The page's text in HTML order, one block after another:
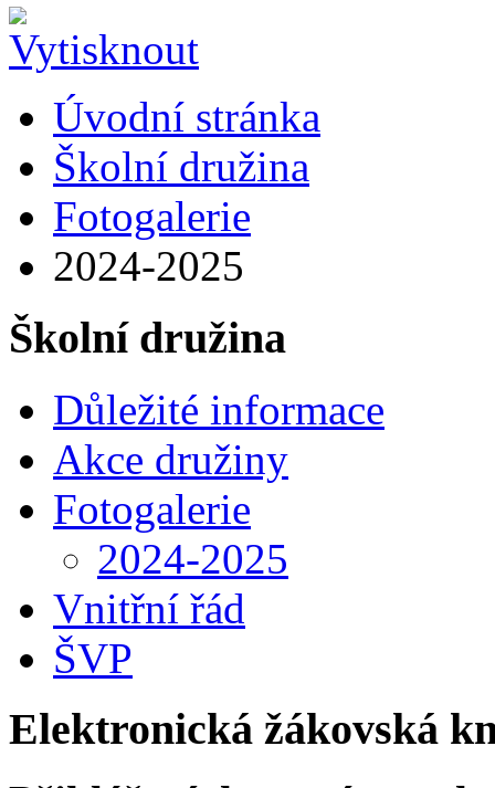
Úvodní stránka
Školní družina
Fotogalerie
2024-2025
Školní družina
Důležité informace
Akce družiny
Fotogalerie
2024-2025
Vnitřní řád
ŠVP
Elektronická žákovská